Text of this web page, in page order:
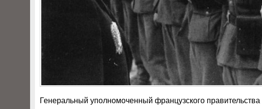
Генеральный уполномоченный французского